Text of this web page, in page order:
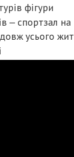
фігури
— спортзал
усього